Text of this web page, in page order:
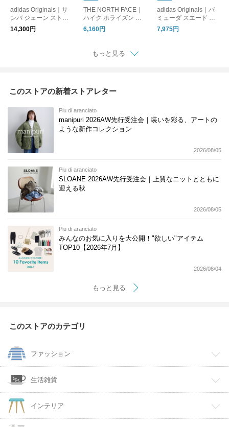
adidas Originals｜サ
ンバ ジェーン ストラ
ップ スニーカー SAM
BA JANE W samba-j-
14,300円
THE NORTH FACE｜
ハイク ホライズン ハ
ット 帽子 HIKE Horizo
n Hat nn02646
6,160円
adidas Originals｜バ
ミューダ スエード ス
ニーカー BRMD W br
md-w
7,975円
もっと見る
このストアの新着ストアレター
Piu di aranciato
manipuri 2026AW先行受注会｜装いを彩る、アートの
ような新作コレクション
2026/08/05
Piu di aranciato
SLOANE 2026AW先行受注会｜上質なニットとともに
迎える秋
2026/08/05
Piu di aranciato
みんなのお気に入りを大公開！"欲しい"アイテム
TOP10【2026年7月】
2026/08/04
もっと見る
このストアのカテゴリ
ファッション
生活雑貨
インテリア